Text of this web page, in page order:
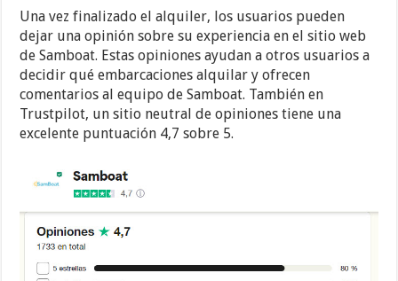
Una vez finalizado el alquiler, los usuarios pueden
dejar una opinión sobre su experiencia en el sitio web
de Samboat. Estas opiniones ayudan a otros usuarios a
decidir qué embarcaciones alquilar y ofrecen
comentarios al equipo de Samboat. También en
Trustpilot, un sitio neutral de opiniones tiene una
excelente puntuación 4,7 sobre 5.